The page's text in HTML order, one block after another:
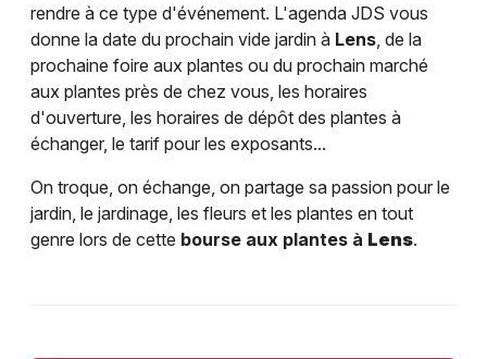
rendre à ce type d'événement. L'agenda JDS vous
donne la date du prochain vide jardin à Lens, de la
prochaine foire aux plantes ou du prochain marché
aux plantes près de chez vous, les horaires
d'ouverture, les horaires de dépôt des plantes à
échanger, le tarif pour les exposants...
On troque, on échange, on partage sa passion pour le
jardin, le jardinage, les fleurs et les plantes en tout
genre lors de cette bourse aux plantes à Lens.